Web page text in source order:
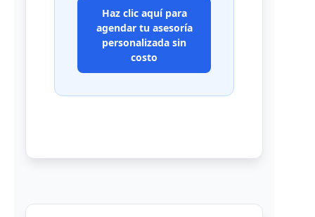
Haz clic aquí para
agendar tu asesoría
personalizada sin
costo